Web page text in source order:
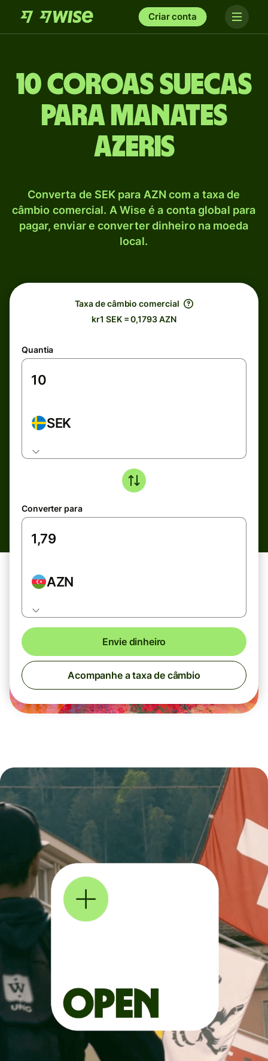
Criar conta
10 Coroas suecas
para Manates
azeris
Converta de SEK para AZN com a taxa de
câmbio comercial. A Wise é a conta global para
pagar, enviar e converter dinheiro na moeda
local.
Taxa de câmbio comercial
kr1 SEK = 0,1793 AZN
Quantia
SEK
Converter para
AZN
Envie dinheiro
Acompanhe a taxa de câmbio